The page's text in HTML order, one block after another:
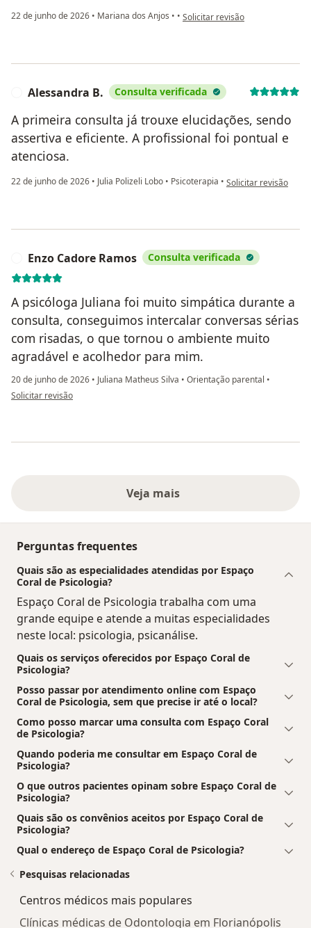
22 de junho de 2026 • Mariana dos Anjos • • na opinião do utilizador Daniela
Solicitar revisão
Alessandra B. Consulta verificada
A primeira consulta já trouxe elucidações, sendo
assertiva e eficiente. A profissional foi pontual e
atenciosa.
22 de junho de 2026 • Julia Polizeli Lobo • Psicoterapia • na opinião do
Solicitar revisão
Enzo Cadore Ramos Consulta verificada
A psicóloga Juliana foi muito simpática durante a
consulta, conseguimos intercalar conversas sérias
com risadas, o que tornou o ambiente muito
agradável e acolhedor para mim.
20 de junho de 2026 • Juliana Matheus Silva • Orientação parental •
na opinião do utilizador Enzo Cadore Ramos
Solicitar revisão
Veja mais
Perguntas frequentes
Quais são as especialidades atendidas por Espaço
Coral de Psicologia?
Espaço Coral de Psicologia trabalha com uma
grande equipe e atende a muitas especialidades
neste local: psicologia, psicanálise.
Quais os serviços oferecidos por Espaço Coral de
Psicologia?
Posso passar por atendimento online com Espaço
Coral de Psicologia, sem que precise ir até o local?
Como posso marcar uma consulta com Espaço Coral
de Psicologia?
Quando poderia me consultar em Espaço Coral de
Psicologia?
O que outros pacientes opinam sobre Espaço Coral de
Psicologia?
Quais são os convênios aceitos por Espaço Coral de
Psicologia?
Qual o endereço de Espaço Coral de Psicologia?
Pesquisas relacionadas
Centros médicos mais populares
Clínicas médicas de Odontologia em Florianópolis